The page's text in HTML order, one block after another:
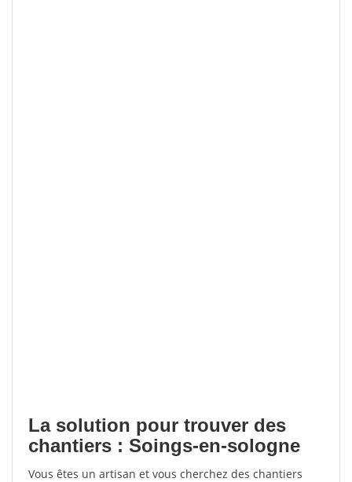
La solution pour trouver des
chantiers : Soings-en-sologne
Vous êtes un artisan et vous cherchez des chantiers